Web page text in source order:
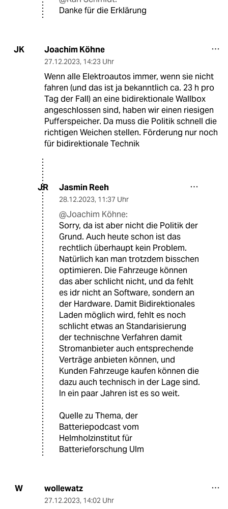
Danke für die Erklärung
JK Joachim Köhne
27.12.2023, 14:23 Uhr
Wenn alle Elektroautos immer, wenn sie nicht
fahren (und das ist ja bekanntlich ca. 23 h pro
Tag der Fall) an eine bidirektionale Wallbox
angeschlossen sind, haben wir einen riesigen
Pufferspeicher. Da muss die Politik schnell die
richtigen Weichen stellen. Förderung nur noch
für bidirektionale Technik
JR Jasmin Reeh
28.12.2023, 11:37 Uhr
@Joachim Köhne:
Sorry, da ist aber nicht die Politik der
Grund. Auch heute schon ist das
rechtlich überhaupt kein Problem.
Natürlich kan man trotzdem bisschen
optimieren. Die Fahrzeuge können
das aber schlicht nicht, und da fehlt
es idr nicht an Software, sondern an
der Hardware. Damit Bidirektionales
Laden möglich wird, fehlt es noch
schlicht etwas an Standarisierung
der technischne Verfahren damit
Stromanbieter auch entsprechende
Verträge anbieten können, und
Kunden Fahrzeuge kaufen können die
dazu auch technisch in der Lage sind.
In ein paar Jahren ist es so weit.
Quelle zu Thema, der
Batteriepodcast vom
Helmholzinstitut für
Batterieforschung Ulm
W wollewatz
27.12.2023, 14:02 Uhr